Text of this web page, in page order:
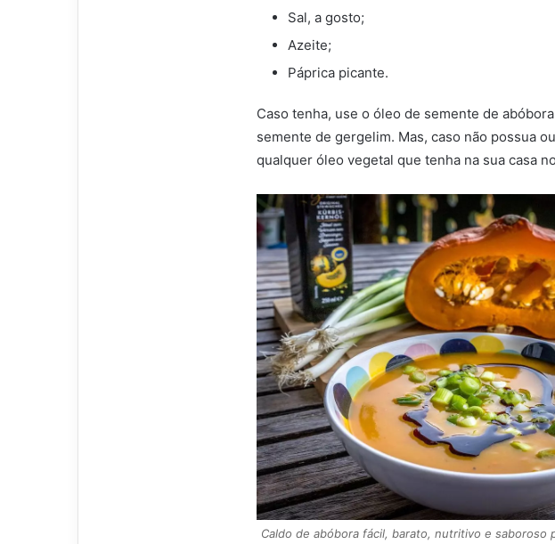
Sal, a gosto;
Azeite;
Páprica picante.
Caso tenha, use o óleo de semente de
semente de gergelim. Mas, caso não possua
qualquer óleo vegetal que tenha na sua casa
Caldo de abóbora fácil, barato, nutritivo e saboroso